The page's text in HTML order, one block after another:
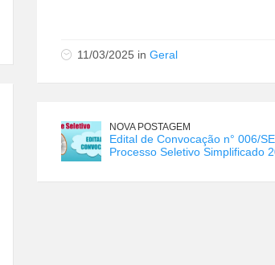
11/03/2025 in Geral
NOVA POSTAGEM
Edital de Convocação n° 006/
Processo Seletivo Simplificado